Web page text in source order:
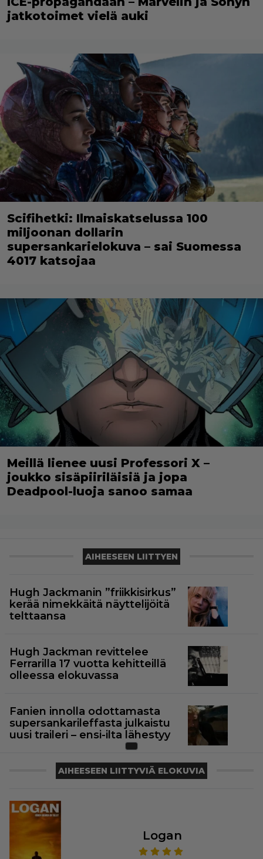
jatkotoimet vielä auki
Scifihetki: Ilmaiskatselussa 100
miljoonan dollarin
supersankarielokuva – sai Suomessa
4017 katsojaa
Meillä lienee uusi Professori X –
joukko sisäpiiriläisiä ja jopa
Deadpool-luoja sanoo samaa
AIHEESEEN LIITTYEN
Hugh Jackmanin ”friikkisirkus”
kerää nimekkäitä näyttelijöitä
telttaansa
Hugh Jackman revittelee
Ferrarilla 17 vuotta kehitteillä
olleessa elokuvassa
Fanien innolla odottamasta
supersankarileffasta julkaistu
uusi traileri – ensi-ilta lähestyy
AIHEESEEN LIITTYVIÄ ELOKUVIA
Logan